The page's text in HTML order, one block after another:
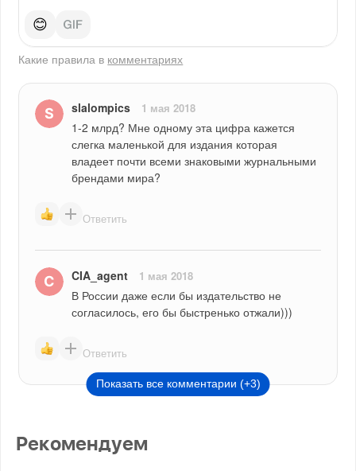
😊
Какие правила в комментариях
slalompics 1 мая 2018
1-2 млрд? Мне одному эта цифра кажется
слегка маленькой для издания которая
владеет почти всеми знаковыми журнальными
брендами мира?
Ответить
CIA_agent 1 мая 2018
В России даже если бы издательство не
согласилось, его бы быстренько отжали)))
Ответить
Показать все комментарии (+3)
Рекомендуем